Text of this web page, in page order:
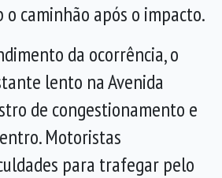
caminhão após o impacto.
da ocorrência, o
lento na Avenida
de congestionamento e
Motoristas
para trafegar pelo